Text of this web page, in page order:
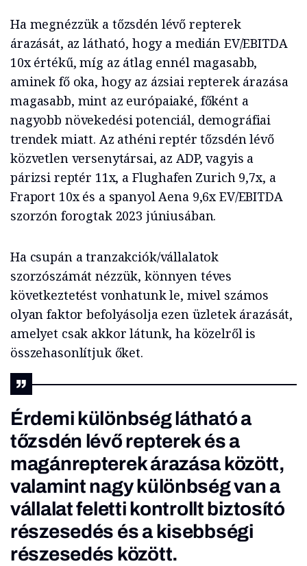
Ha megnézzük a tőzsdén lévő repterek
árazását, az látható, hogy a medián EV/EBITDA
10x értékű, míg az átlag ennél magasabb,
aminek fő oka, hogy az ázsiai repterek árazása
magasabb, mint az európaiaké, főként a
nagyobb növekedési potenciál, demográfiai
trendek miatt. Az athéni reptér tőzsdén lévő
közvetlen versenytársai, az ADP, vagyis a
párizsi reptér 11x, a Flughafen Zurich 9,7x, a
Fraport 10x és a spanyol Aena 9,6x EV/EBITDA
szorzón forogtak 2023 júniusában.
Ha csupán a tranzakciók/vállalatok
szorzószámát nézzük, könnyen téves
következtetést vonhatunk le, mivel számos
olyan faktor befolyásolja ezen üzletek árazását,
amelyet csak akkor látunk, ha közelről is
összehasonlítjuk őket.
Érdemi különbség látható a
tőzsdén lévő repterek és a
magánrepterek árazása között,
valamint nagy különbség van a
vállalat feletti kontrollt biztosító
részesedés és a kisebbségi
részesedés között.